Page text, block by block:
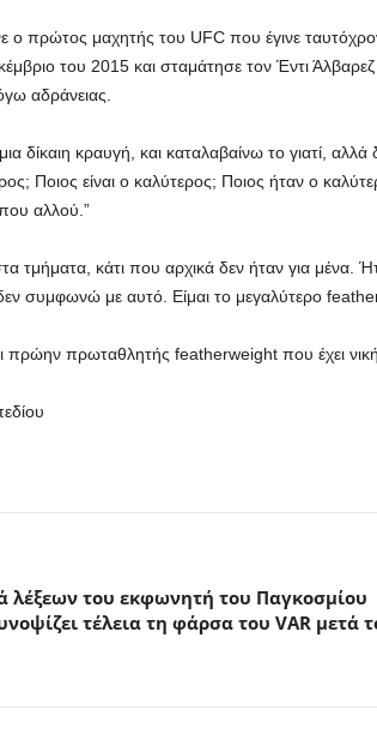
ο πρώτος μαχητής του UFC που έγινε
του 2015 και σταμάτησε τον Έντι
αδράνειας.
δίκαιη κραυγή, και καταλαβαίνω το γιατί,
Ποιος είναι ο καλύτερος; Ποιος ήταν ο
αλλού.”
τμήματα, κάτι που αρχικά δεν ήταν για
συμφωνώ με αυτό. Είμαι το μεγαλύτερο
πρώην πρωταθλητής featherweight που έχει
λέξεων του εκφωνητή του Παγκοσμίου
τέλεια τη φάρσα του VAR μετά